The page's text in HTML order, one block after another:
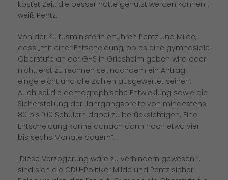
kostet Zeit, die besser hätte genutzt werden können“,
weiß Pentz.
Von der Kultusministerin erfuhren Pentz und Milde,
dass „mit einer Entscheidung, ob es eine gymnasiale
Oberstufe an der GHS in Griesheim geben wird oder
nicht, erst zu rechnen sei, nachdem ein Antrag
eingereicht und alle Zahlen ausgewertet seinen.
Auch sei die demographische Entwicklung sowie die
Sicherstellung der Jahrgangsbreite von mindestens
80 bis 100 Schülern dabei zu berücksichtigen. Eine
Entscheidung könne danach dann noch etwa vier
bis sechs Monate dauern“.
Diese Verzögerung wäre zu verhindern gewesen “,
sind sich die CDU-Politiker Milde und Pentz sicher.